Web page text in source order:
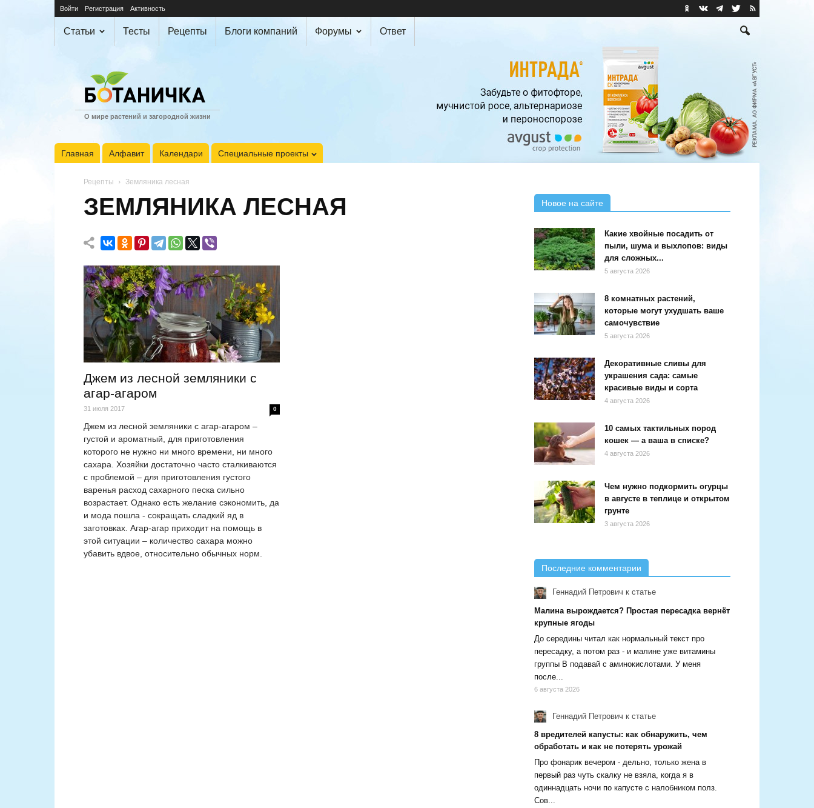
Войти Регистрация Активность
Статьи Тесты Рецепты Блоги компаний Форумы Ответ
О мире растений и загородной жизни
Главная Алфавит Календари Специальные проекты
Рецепты Земляника лесная
ЗЕМЛЯНИКА ЛЕСНАЯ
Джем из лесной земляники с
агар-агаром
31 июля 2017 0
Джем из лесной земляники с агар-агаром –
густой и ароматный, для приготовления
которого не нужно ни много времени, ни много
сахара. Хозяйки достаточно часто сталкиваются
с проблемой – для приготовления густого
варенья расход сахарного песка сильно
возрастает. Однако есть желание сэкономить, да
и мода пошла - сокращать сладкий яд в
заготовках. Агар-агар приходит на помощь в
этой ситуации – количество сахара можно
убавить вдвое, относительно обычных норм.
Новое на сайте
Какие хвойные посадить от
пыли, шума и выхлопов: виды
для сложных...
5 августа 2026
8 комнатных растений,
которые могут ухудшать ваше
самочувствие
5 августа 2026
Декоративные сливы для
украшения сада: самые
красивые виды и сорта
4 августа 2026
10 самых тактильных пород
кошек — а ваша в списке?
4 августа 2026
Чем нужно подкормить огурцы
в августе в теплице и открытом
грунте
3 августа 2026
Последние комментарии
Геннадий Петрович к статье
Малина вырождается? Простая пересадка вернёт
крупные ягоды
До середины читал как нормальный текст про
пересадку, а потом раз - и малине уже витамины
группы В подавай с аминокислотами. У меня
после...
6 августа 2026
Геннадий Петрович к статье
8 вредителей капусты: как обнаружить, чем
обработать и как не потерять урожай
Про фонарик вечером - дельно, только жена в
первый раз чуть скалку не взяла, когда я в
одиннадцать ночи по капусте с налобником полз.
Сов...